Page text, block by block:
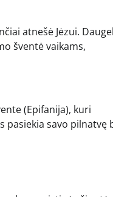
atnešė Jėzui.
šventė vaikams,
(Epifanija), kuri
pasiekia savo pilnatvę